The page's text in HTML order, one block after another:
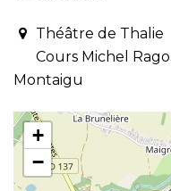
Théâtre de Thalie
Cours Michel
Montaigu
+
−